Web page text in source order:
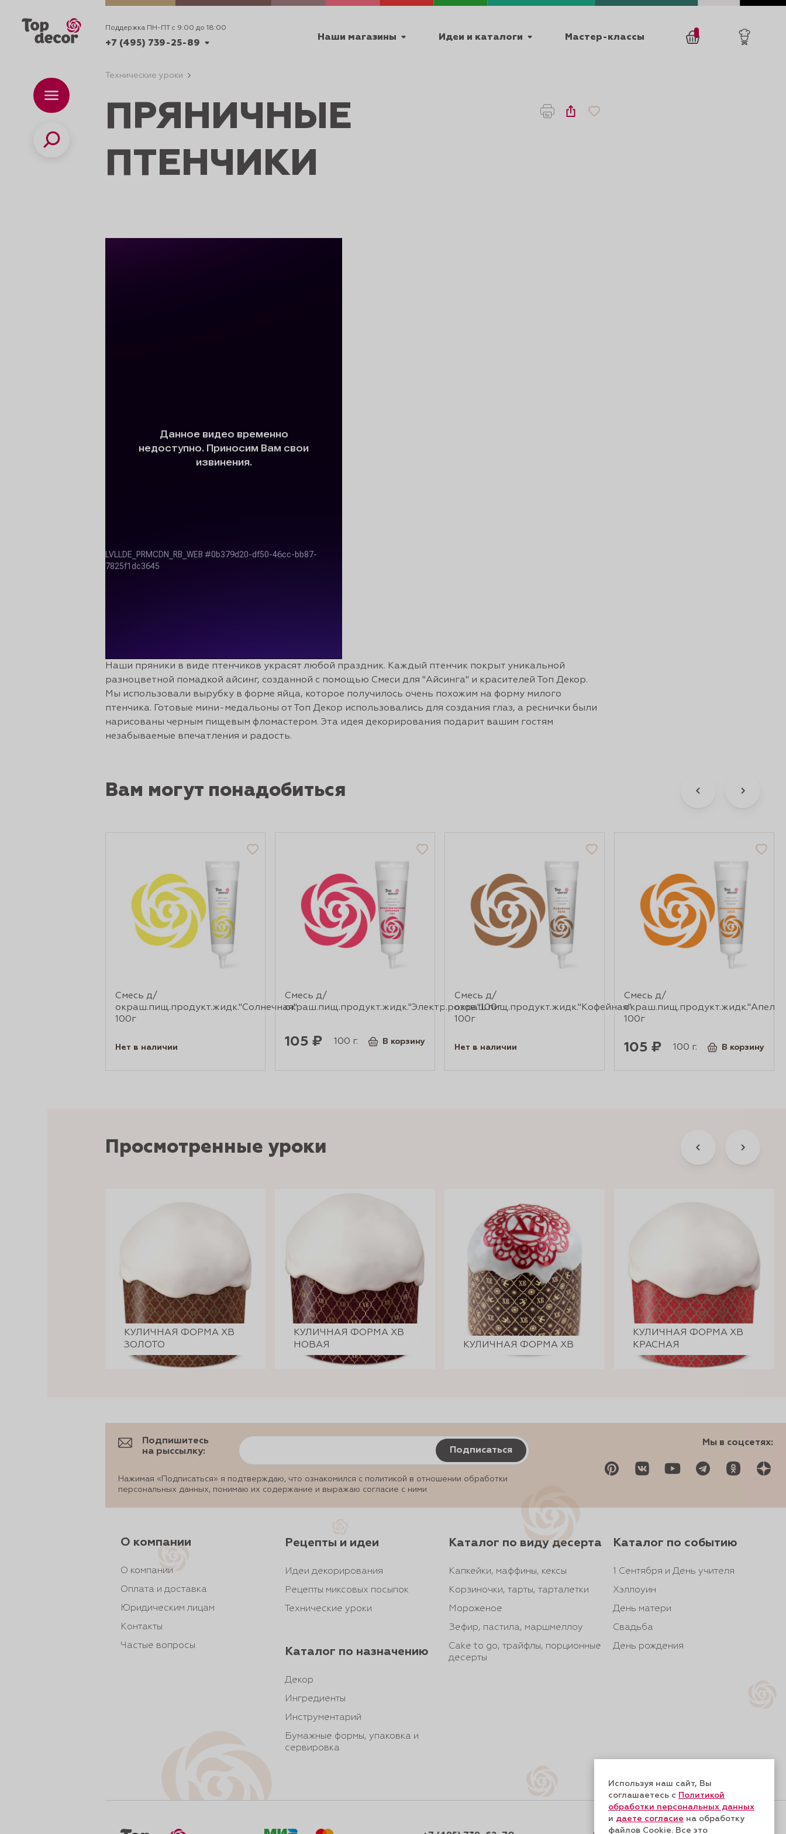
Поддержка ПН-ПТ с 9:00 до 18:00
+7 (495) 739-25-89
+7 (495) 739-25-89
Наши магазины Идеи и каталоги
ИДЕИ
Мастер-классы
Каталог
Поиск
Технические уроки
ПРЯНИЧНЫЕ
ПТЕНЧИКИ
Наши пряники в виде птенчиков украсят любой праздник. Каждый птенчик покрыт уникальной
разноцветной помадкой айсинг, созданной с помощью Смеси для "Айсинга" и красителей Топ Декор.
Мы использовали вырубку в форме яйца, которое получилось очень похожим на форму милого
птенчика. Готовые мини-медальоны от Топ Декор использовались для создания глаз, а реснички были
нарисованы черным пищевым фломастером. Эта идея декорирования подарит вашим гостям
незабываемые впечатления и радость.
Вам могут понадобиться
Смесь д/
окраш.пищ.продукт.жидк."Солнечная"
100г
Нет в наличии
Смесь д/
окраш.пищ.продукт.жидк."Электр.розов."100г
105 ₽ 100 г. В корзину
Смесь д/
окраш.пищ.продукт.жидк."Кофейная"
100г
Нет в наличии
Смесь д/
100г
105 ₽ 100 г. В корзину
Просмотренные уроки
КУЛИЧНАЯ ФОРМА ХВ
ЗОЛОТО
КУЛИЧНАЯ ФОРМА ХВ
НОВАЯ
КУЛИЧНАЯ ФОРМА ХВ
КУЛИЧНАЯ ФОРМА ХВ
КРАСНАЯ
Подпишитесь
на рыссылку:
Подписаться
Нажимая «Подписаться» я подтверждаю, что ознакомился с политикой в отношении обработки
персональных данных, понимаю их содержание и выражаю согласие с ними
Мы в соцсетях:
О компании
О компании
Оплата и доставка
Юридическим лицам
Контакты
Частые вопросы
Рецепты и идеи
Идеи декорирования
Рецепты миксовых посыпок
Технические уроки
Каталог по назначению
Декор
Ингредиенты
Инструментарий
Бумажные формы, упаковка и
сервировка
Каталог по виду десерта
Капкейки, маффины, кексы
Корзиночки, тарты, тарталетки
Мороженое
Зефир, пастила, маршмеллоу
Cake to go, трайфлы, порционные
десерты
Каталог по событию
1 Сентября и День учителя
Хэллоуин
День матери
Свадьба
День рождения
Используя наш сайт, Вы
соглашаетесь с Политикой
обработки персональных данных
и даете согласие на обработку
файлов Cookie. Все это